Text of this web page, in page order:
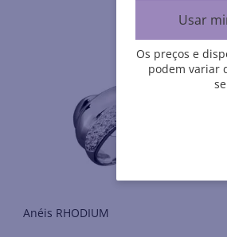
Anéis RHODIUM
Usar
Os preços e
podem variar